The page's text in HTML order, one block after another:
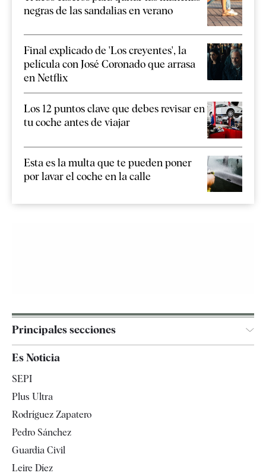
negras de las sandalias en verano
Final explicado de 'Los creyentes', la
película con José Coronado que arrasa
en Netflix
Los 12 puntos clave que debes revisar en
tu coche antes de viajar
Esta es la multa que te pueden poner
por lavar el coche en la calle
Principales secciones
España
Televisión
Es Noticia
SEPI
Plus Ultra
Rodríguez Zapatero
Pedro Sánchez
Guardia Civil
Leire Díez